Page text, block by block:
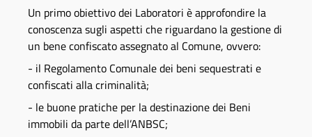
Un primo obiettivo dei Laboratori è approfondire la
conoscenza sugli aspetti che riguardano la gestione di
un bene confiscato assegnato al Comune, ovvero:
- il Regolamento Comunale dei beni sequestrati e
confiscati alla criminalità;
- le buone pratiche per la destinazione dei Beni
immobili da parte dell’ANBSC;